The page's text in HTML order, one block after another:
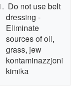
Do not use belt
dressing -
Eliminate
sources of oil,
grass, jew
kontaminazzjoni
kimika